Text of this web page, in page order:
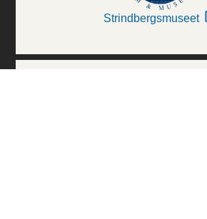
Strindbergsmuseet